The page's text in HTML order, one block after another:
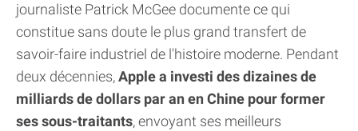
journaliste Patrick McGee documente ce qui
constitue sans doute le plus grand transfert de
savoir-faire industriel de l'histoire moderne. Pendant
deux décennies,Apple a investi des dizaines de
milliards de dollars par an en Chine pour former
ses sous-traitants, envoyant ses meilleurs